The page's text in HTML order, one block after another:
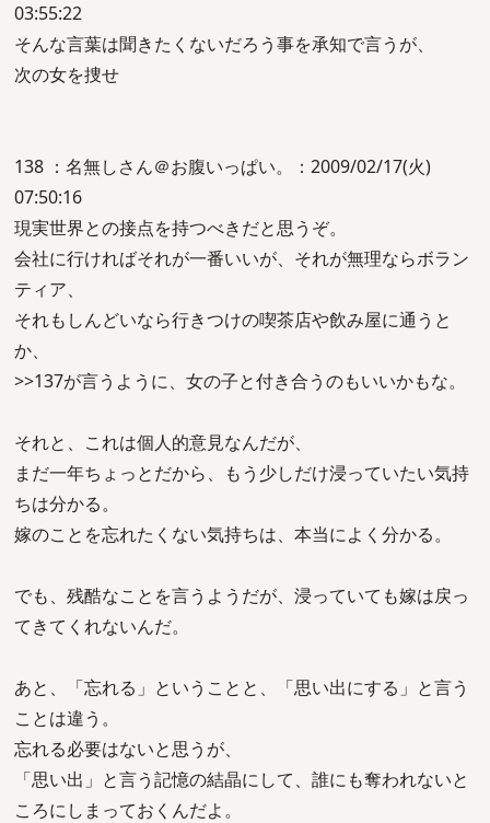
03:55:22
そんな言葉は聞きたくないだろう事を承知で言うが、
次の女を捜せ
138 ：名無しさん＠お腹いっぱい。：2009/02/17(火)
07:50:16
現実世界との接点を持つべきだと思うぞ。
会社に行ければそれが一番いいが、それが無理ならボラン
ティア、
それもしんどいなら行きつけの喫茶店や飲み屋に通うと
か、
>>137が言うように、女の子と付き合うのもいいかもな。
それと、これは個人的意見なんだが、
まだ一年ちょっとだから、もう少しだけ浸っていたい気持
ちは分かる。
嫁のことを忘れたくない気持ちは、本当によく分かる。
でも、残酷なことを言うようだが、浸っていても嫁は戻っ
てきてくれないんだ。
あと、「忘れる」ということと、「思い出にする」と言う
ことは違う。
忘れる必要はないと思うが、
「思い出」と言う記憶の結晶にして、誰にも奪われないと
ころにしまっておくんだよ。